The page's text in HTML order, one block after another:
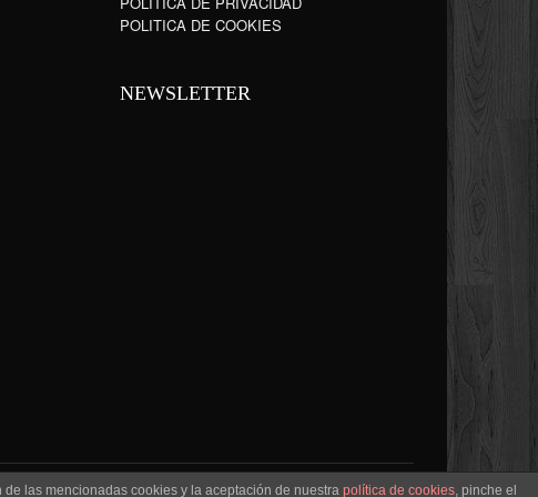
POLITICA DE COOKIES
NEWSLETTER
las mencionadas cookies y la aceptación de nuestra política de cookies, pinche el